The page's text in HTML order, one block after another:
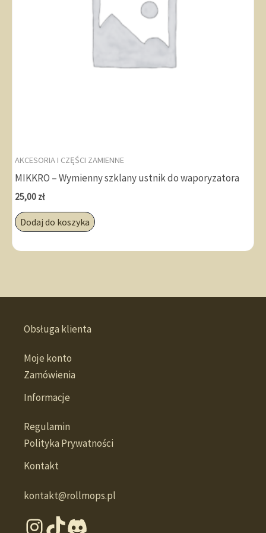
AKCESORIA I CZĘŚCI ZAMIENNE
MIKKRO – Wymienny szklany ustnik do waporyzatora
25,00 zł
Dodaj do koszyka
Obsługa klienta
Moje konto
Zamówienia
Informacje
Regulamin
Polityka Prywatności
Kontakt
kontakt@rollmops.pl
Instagram
TikTokDiscord